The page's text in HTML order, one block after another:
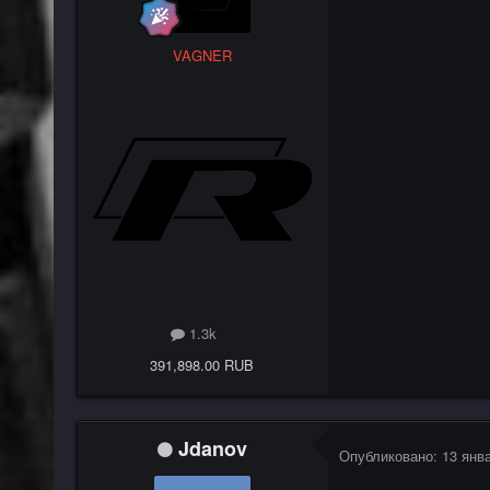
VAGNER
1.3k
391,898.00 RUB
Jdanov Опубликовано: 13